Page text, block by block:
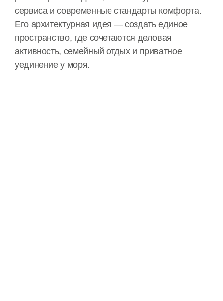
сервиса и современные стандарты комфорта.
Его архитектурная идея — создать единое
пространство, где сочетаются деловая
активность, семейный отдых и приватное
уединение у моря.